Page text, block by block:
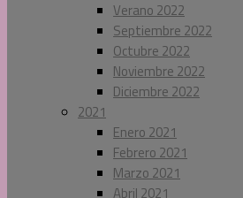
Verano 2022
Septiembre 2022
Octubre 2022
Noviembre 2022
Diciembre 2022
2021
Enero 2021
Febrero 2021
Marzo 2021
Abril 2021